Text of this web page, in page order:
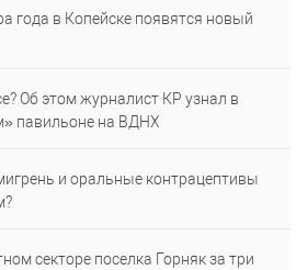
года в Копейске появятся новый
Об этом журналист КР узнал в
павильоне на ВДНХ
и оральные контрацептивы
секторе поселка Горняк за три